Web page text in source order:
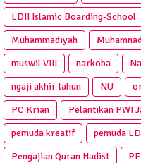
LDII Islamic Boarding-School
Muhammadiyah
muswil VIII
narkoba
ngaji akhir tahun
NU
PC Krian
Pelantikan PWI
pemuda kreatif
pemuda
Pengajian Quran Hadist